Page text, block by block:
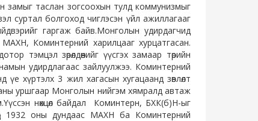
таслан зогсоохын тулд коммунизмыг
суртал болгоход чиглэсэн үйл ажиллагааг
гаргаж байв.Монголын удирдагчид
Коминтерний харилцааг хурцатгасан.
тэмцэл зөрөлдөөнийг үүсгэх замаар төрийн
удирдлагаас зайлуулжээ. Коминтерний
хүртэлх 3 жил хагасын хугацаанд зөвлөлт
уршгаар Монголын нийгэм хямралд автаж
нөхцөл байдал Коминтерн, БХК(б)Н-ыг
1932 оны дундаас МАХН ба Коминтерний